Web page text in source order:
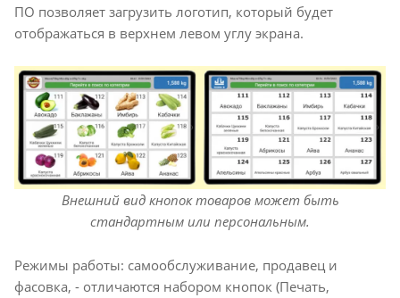
ПО позволяет загрузить логотип, который будет
отображаться в верхнем левом углу экрана.
Внешний вид кнопок товаров может быть
стандартным или персональным.
Режимы работы: самообслуживание, продавец и
фасовка, - отличаются набором кнопок (Печать,